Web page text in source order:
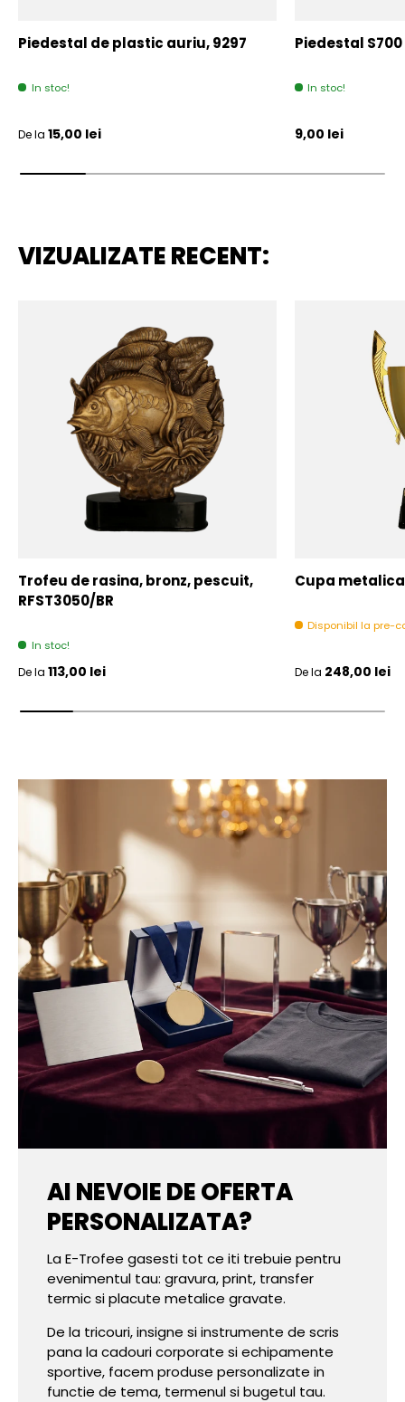
Piedestal de plastic auriu, 9297
In stoc!
Pret initial
De la 15,00 lei
Piedestal S700
In stoc!
Pret initial
9,00 lei
VIZUALIZATE RECENT:
Trofeu de rasina, bronz, pescuit,
RFST3050/BR
In stoc!
Pret initial
De la 113,00 lei
Cupa
Disponibil la pre-
Pret initial
De la 248,00 lei
AI NEVOIE DE OFERTA
PERSONALIZATA?
La E-Trofee gasesti tot ce iti trebuie pentru
evenimentul tau: gravura, print, transfer
termic si placute metalice gravate.
De la tricouri, insigne si instrumente de scris
pana la cadouri corporate si echipamente
sportive, facem produse personalizate in
functie de tema, termenul si bugetul tau.